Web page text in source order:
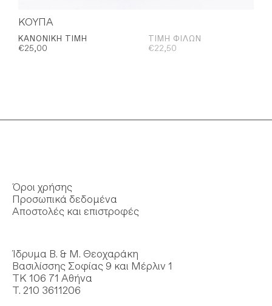
ΚΟΥΠΑ
ΚΑΝΟΝΙΚΉ ΤΙΜΉ
€25,00
ΤΙΜΉ ΦΊΛΩΝ
€22,50
Όροι χρήσης
Προσωπικά δεδομένα
Αποστολές και επιστροφές
Ίδρυμα Β. & Μ. Θεοχαράκη
Βασιλίσσης Σοφίας 9 και Μέρλιν 1
ΤΚ 106 71 Αθήνα
Τ. 210 3611206